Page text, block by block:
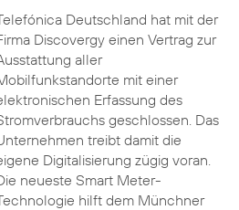
Deutschland hat mit der
Discovergy einen Vertrag zur
aller
mit einer
Erfassung des
geschlossen. Das
treibt damit die
Digitalisierung zügig voran.
neueste Smart Meter-
hilft dem Münchner